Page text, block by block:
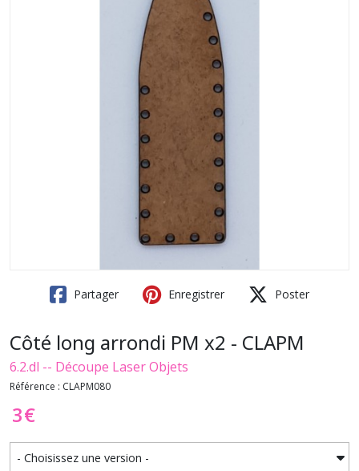
Partager Enregistrer Poster
Côté long arrondi PM x2 - CLAPM
6.2.dl -- Découpe Laser Objets
Référence : CLAPM080
3€